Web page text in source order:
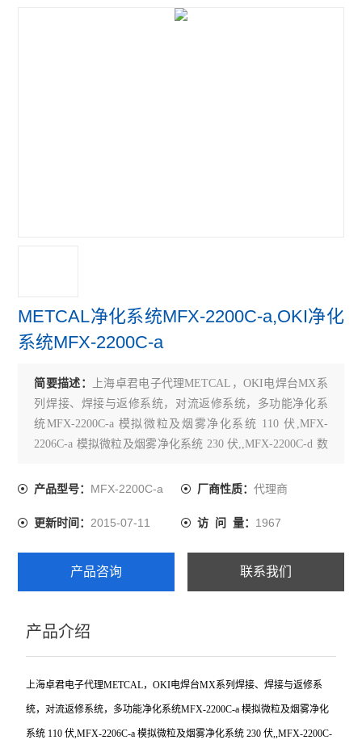
METCAL净化系统MFX-2200C-a,OKI净化
系统MFX-2200C-a
简要描述：
上海卓君电子代理METCAL，OKI电焊台MX系
列焊接、焊接与返修系统，对流返修系统，多功能净化系
统MFX-2200C-a 模拟微粒及烟雾净化系统 110 伏,MFX-
2206C-a 模拟微粒及烟雾净化系统 230 伏,,MFX-2200C-d 数
雾净化系统 230 伏,过滤器FIl22p030 褶皱式预过滤器，效率
产品型号： MFX-2200C-a 厂商性质： 代理商
更新时间：2015-07-11 访 问 量： 1967
产品咨询 联系我们
产品介绍
上海卓君电子代理METCAL，OKI电焊台MX系列焊接、焊接与返修系
统，对流返修系统，多功能净化系统MFX-2200C-a模拟微粒及烟雾净化
系统 110伏,MFX-2206C-a模拟微粒及烟雾净化系统 230伏,,MFX-2200C-